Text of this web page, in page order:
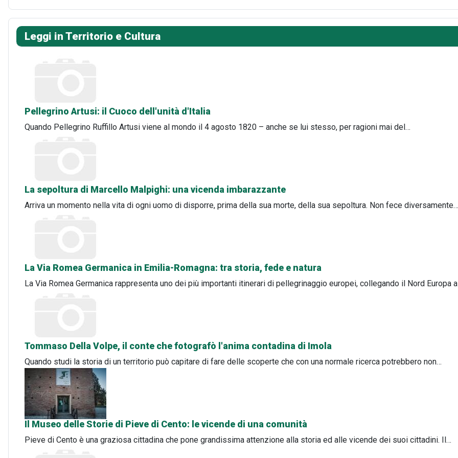
Leggi in Territorio e Cultura
Pellegrino Artusi: il Cuoco dell'unità d'Italia
Quando Pellegrino Ruffillo Artusi viene al mondo il 4 agosto 1820 – anche se lui stesso, per ragioni mai del…
La sepoltura di Marcello Malpighi: una vicenda imbarazzante
Arriva un momento nella vita di ogni uomo di disporre, prima della sua morte, della sua sepoltura. Non fece diversamente…
La Via Romea Germanica in Emilia-Romagna: tra storia, fede e natura
La Via Romea Germanica rappresenta uno dei più importanti itinerari di pellegrinaggio europei, collegando il Nord Europa
Tommaso Della Volpe, il conte che fotografò l'anima contadina di Imola
Quando studi la storia di un territorio può capitare di fare delle scoperte che con una normale ricerca potrebbero non…
Il Museo delle Storie di Pieve di Cento: le vicende di una comunità
Pieve di Cento è una graziosa cittadina che pone grandissima attenzione alla storia ed alle vicende dei suoi cittadini. Il…